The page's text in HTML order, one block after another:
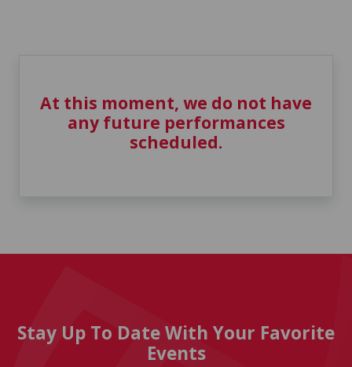
At this moment, we do not have
any future performances
scheduled.
Stay Up To Date With Your Favorite
Events